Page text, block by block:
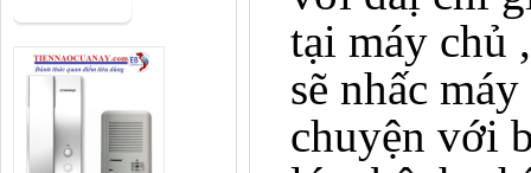
tại máy chủ
sẽ nhấc
chuyện với